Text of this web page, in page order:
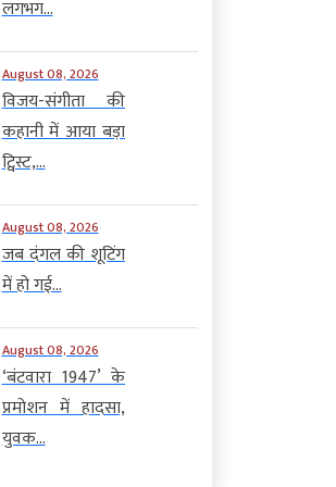
लगभग...
August 08, 2026
विजय-संगीता की
कहानी में आया बड़ा
ट्विस्ट,...
August 08, 2026
जब दंगल की शूटिंग
में हो गई...
August 08, 2026
‘बंटवारा 1947’ के
प्रमोशन में हादसा,
युवक...